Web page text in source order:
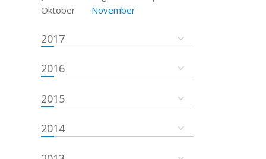
Oktober
November
2017
2016
2015
2014